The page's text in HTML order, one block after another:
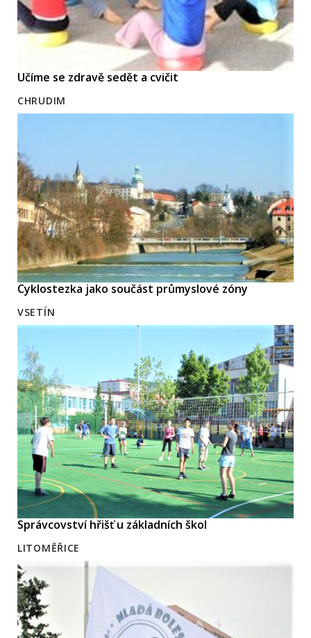
Učíme se zdravě sedět a cvičit
CHRUDIM
Cyklostezka jako součást průmyslové zóny
VSETÍN
Správcovství hřišť u základních škol
LITOMĚŘICE